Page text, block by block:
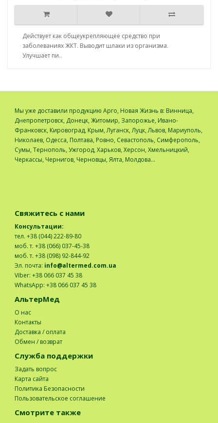
Действует как общеукрепляющее средство при
заболеваниях ЖКТ. Выводит шлаки из организма.
Улучшает пи..
Мы уже доставили продукцию Арго, Новая Жизнь в: Винница,
Днепропетровск, Донецк, Житомир, Запорожье, Ивано-
Франковск, Кировоград, Крым, Луганск, Луцк, Львов, Мариуполь,
Николаев, Одесса, Полтава, Ровно, Севастополь, Симферополь,
Сумы, Тернополь, Ужгород, Харьков, Херсон, Хмельницкий,
Черкассы, Чернигов, Черновцы, Ялта, Молдова...
Свяжитесь с нами
Консультации:
тел. +38 (044) 222-89-80
моб. т. +38 (066) 037-45-38
моб. т. +38 (098) 92-844-92
Эл. почта: info@altermed.com.ua
Viber: +38 066 037 45 38
WhatsApp: +38 066 037 45 38
АльтерМед
О нас
Контакты
Доставка / оплата
Обмен / возврат
Служба поддержки
Задать вопрос
Карта сайта
Политика Безопасности
Пользовательское соглашение
Смотрите также